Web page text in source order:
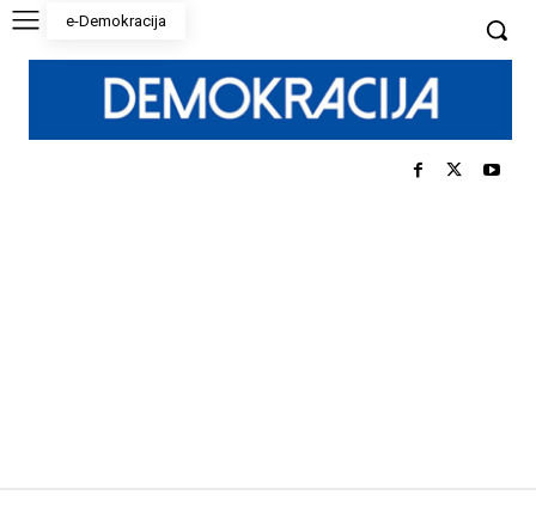
e-Demokracija